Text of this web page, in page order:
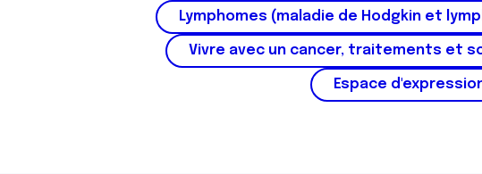
t
e
m
e
Lymphomes (maladie de Hodgkin et
Vivre avec un cancer, traitements et
Espace